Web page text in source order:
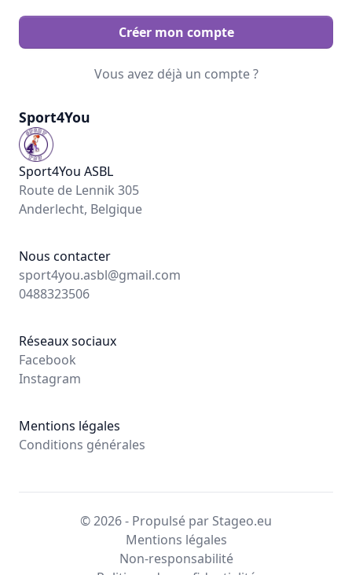
Créer mon compte
Vous avez déjà un compte ?
Sport4You
Sport4You ASBL
Route de Lennik 305
Anderlecht, Belgique
Nous contacter
sport4you.asbl@gmail.com
0488323506
Réseaux sociaux
Facebook
Instagram
Mentions légales
Conditions générales
© 2026 - Propulsé par Stageo.eu
Mentions légales
Non-responsabilité